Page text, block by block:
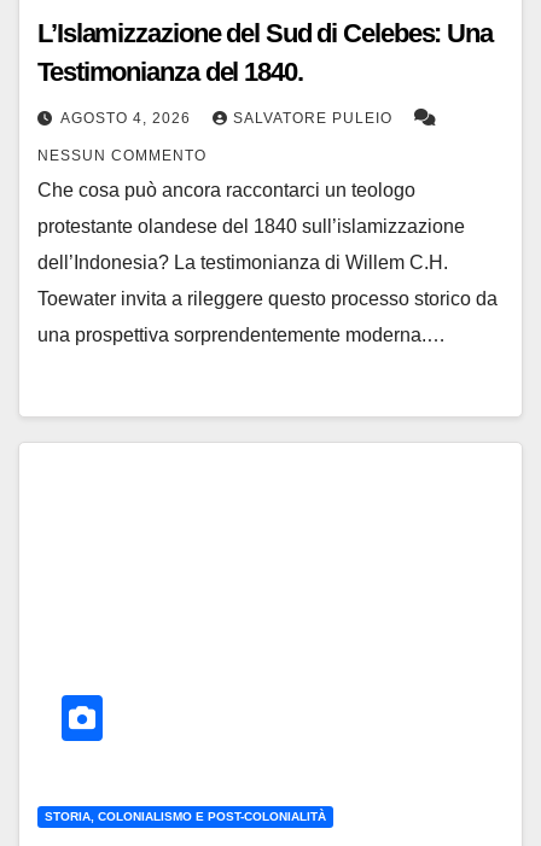
L’Islamizzazione del Sud di Celebes: Una
Testimonianza del 1840.
AGOSTO 4, 2026 SALVATORE PULEIO
NESSUN COMMENTO
Che cosa può ancora raccontarci un teologo
protestante olandese del 1840 sull’islamizzazione
dell’Indonesia? La testimonianza di Willem C.H.
Toewater invita a rileggere questo processo storico da
una prospettiva sorprendentemente moderna.…
STORIA, COLONIALISMO E POST-COLONIALITÀ